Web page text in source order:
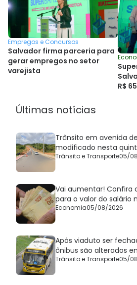
Empregos e Concursos
Salvador firma parceria para
gerar empregos no setor
varejista
R$
Últimas notícias
Trânsito em avenida
modificado nesta
Trânsito e Transporte05/
Vai aumentar! Confira
para o valor do salário
Economia05/08/2026
Após viaduto ser
ônibus são alterados
Trânsito e Transporte05/